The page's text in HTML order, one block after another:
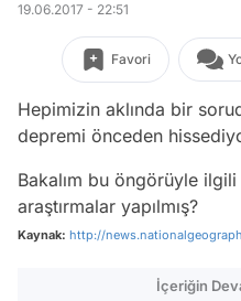
19.06.2017 - 22:51
Favori
Hepimizin aklında bir
depremi önceden
Bakalım bu öngörüyle
araştırmalar yapılmış?
Kaynak: http://
İçeriğin